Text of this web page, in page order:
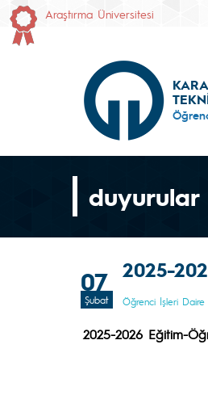
Araştırma Üniversitesi
duyurular
07
Şubat
2025-
Öğrenci İşleri Daire
2025-2026 Eğitim-